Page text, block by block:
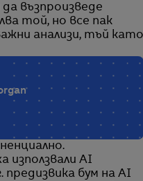
възпроизведе
той, но все пак
анализи, тъй като
използвали AI
бум на AI